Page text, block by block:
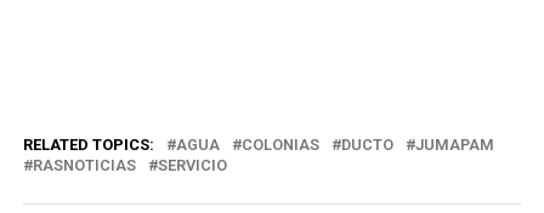
RELATED TOPICS: AGUA COLONIAS DUCTO
JUMAPAM
RASNOTICIAS
SERVICIO